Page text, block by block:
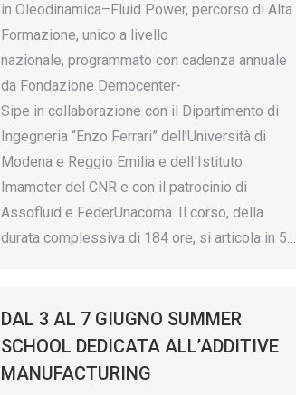
in Oleodinamica–Fluid Power, percorso di Alta
Formazione, unico a livello
nazionale, programmato con cadenza annuale
da Fondazione Democenter-
Sipe in collaborazione con il Dipartimento di
Ingegneria “Enzo Ferrari” dell’Università di
Modena e Reggio Emilia e delI’Istituto
Imamoter del CNR e con il patrocinio di
Assofluid e FederUnacoma. Il corso, della
durata complessiva di 184 ore, si articola in 5…
DAL 3 AL 7 GIUGNO SUMMER
SCHOOL DEDICATA ALL’ADDITIVE
MANUFACTURING